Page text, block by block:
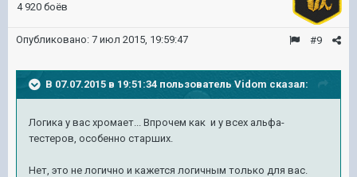
4 920 боёв
#9
Опубликовано: 7 июл 2015, 19:59:47
В 07.07.2015 в 19:51:34 пользователь Vidom сказал:
Логика у вас хромает... Впрочем как и у всех альфа-
тестеров, особенно старших.
Нет, это не логично и кажется логичным только для вас.